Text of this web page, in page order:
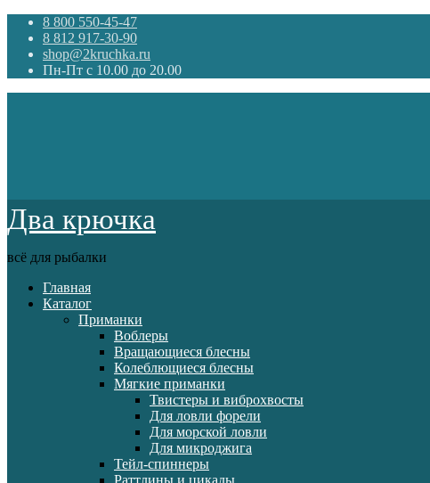
8 800 550-45-47
8 812 917-30-90
shop@2kruchka.ru
Пн-Пт с 10.00 до 20.00
Два крючка
всё для рыбалки
Главная
Каталог
Приманки
Воблеры
Вращающиеся блесны
Колеблющиеся блесны
Мягкие приманки
Твистеры и виброхвосты
Для ловли форели
Для морской ловли
Для микроджига
Тейл-спиннеры
Раттлины и цикады